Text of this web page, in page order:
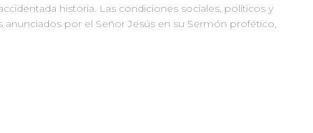
historia. Las condiciones sociales, políticos y
por el Señor Jesús en su Sermón profético,